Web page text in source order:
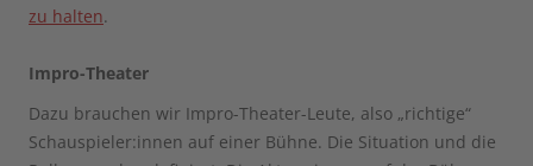
zu halten.
Impro-Theater
Dazu brauchen wir Impro-Theater-Leute, also „richtige“
Schauspieler:innen auf einer Bühne. Die Situation und die